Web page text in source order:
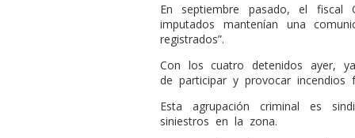
En septiembre pasado, el fiscal
imputados mantenían una
registrados”.
Con los cuatro detenidos ayer,
de participar y provocar incendios
Esta agrupación criminal es
siniestros en la zona.